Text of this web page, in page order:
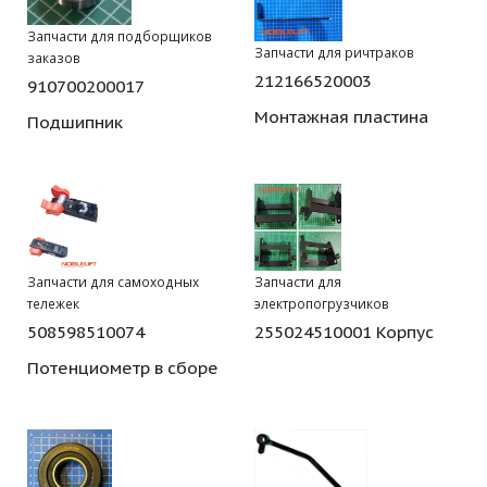
Запчасти для подборщиков
заказов
910700200017
Подшипник
Запчасти для ричтраков
212166520003
Монтажная пластина
Запчасти для самоходных
тележек
508598510074
Потенциометр в сборе
Запчасти для
электропогрузчиков
255024510001 Корпус